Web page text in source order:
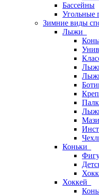
Бассейны
Угольные
Зимние виды
Лыжи
Мази
Коньки
Хоккей